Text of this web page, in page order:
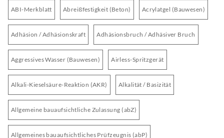
ABI-Merkblatt Abreißfestigkeit (Beton) Acrylatgel (Bauwesen)
Adhäsion / Adhäsionskraft Adhäsionsbruch / Adhäsiver Bruch
Aggressives Wasser (Bauwesen) Airless-Spritzgerät
Alkali-Kieselsäure-Reaktion (AKR) Alkalität / Basizität
Allgemeine bauaufsichtliche Zulassung (abZ)
Allgemeines bauaufsichtliches Prüfzeugnis (abP)